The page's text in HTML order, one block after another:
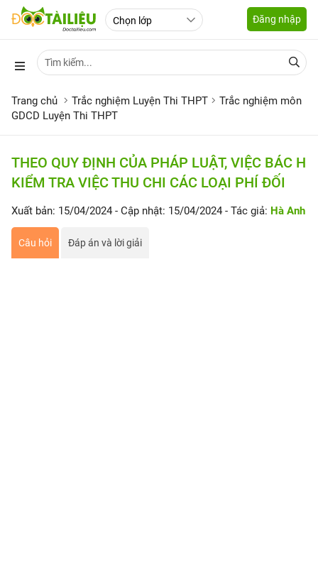
Đăng nhập
Trang chủ Trắc nghiệm Luyện Thi THPT
Trắc nghiệm môn
GDCD Luyện Thi THPT
THEO QUY ĐỊNH CỦA PHÁP LUẬT, VIỆC BÁC H
KIỂM TRA VIỆC THU CHI CÁC LOẠI PHÍ ĐỐI
Xuất bản: 15/04/2024 - Cập nhật: 15/04/2024 - Tác giả: Hà Anh
Câu hỏi Đáp án và lời giải